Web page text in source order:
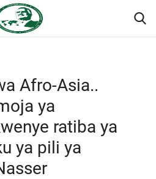
Afro-Asia..
ya
ratiba ya
ya pili ya